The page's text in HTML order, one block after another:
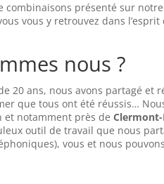
combinaisons présenté sur
vous y retrouvez dans
nous ?
20 ans, nous avons partagé et
que tous ont été réussis…
et notamment près de
outil de travail que nous
vous et nous